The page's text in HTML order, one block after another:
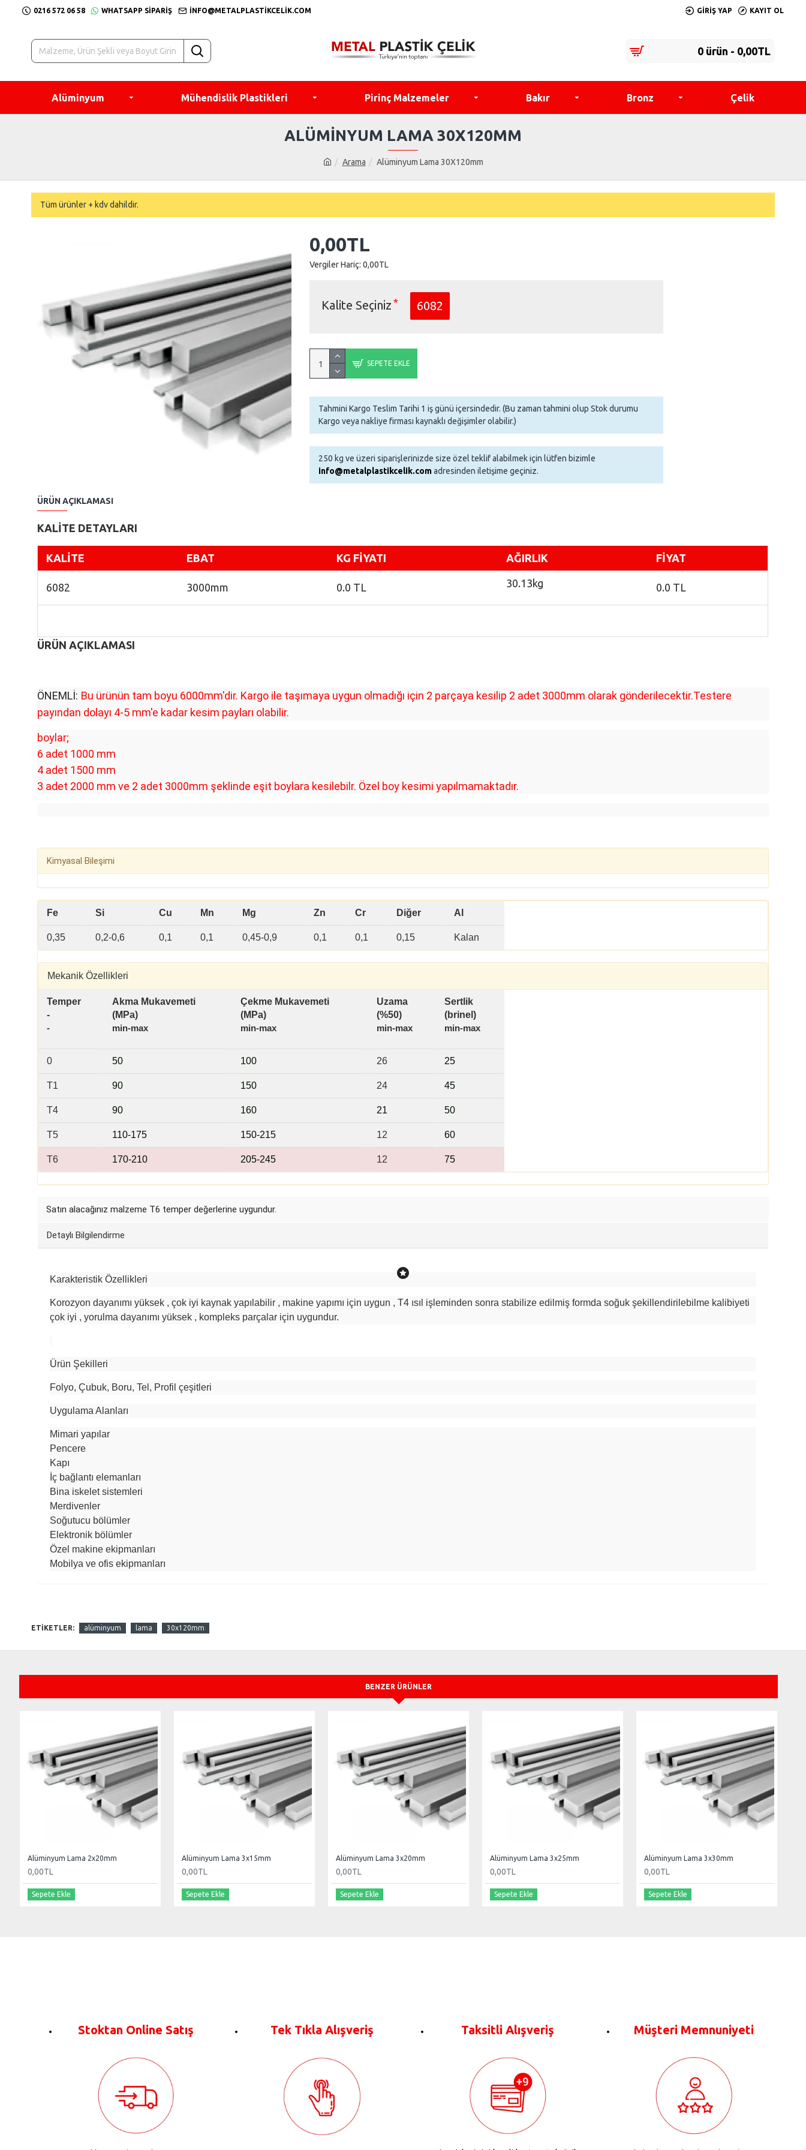
0216 572 06 58 WHATSAPP SIPARIŞ INFO@METALPLASTIKCELIK.COM GIRIŞ YAP KAYIT OL
0 ürün - 0,00TL
Alüminyum Mühendislik Plastikleri Pirinç Malzemeler Bakır Bronz Çelik
Arama Alüminyum Lama 30X120mm
ALÜMINYUM LAMA 30X120MM
Tüm ürünler + kdv dahildir.
0,00TL
Vergiler Hariç: 0,00TL
SEPETE EKLE
Kalite Seçiniz 6082
Tahmini Kargo Teslim Tarihi 1 iş günü içersindedir. (Bu zaman tahmini olup Stok durumu
Kargo veya nakliye firması kaynaklı değişimler olabilir.)
250 kg ve üzeri siparişlerinizde size özel teklif alabilmek için lütfen bizimle
info@metalplastikcelik.comadresinden iletişime geçiniz.
ÜRÜN AÇIKLAMASI
KALİTE DETAYLARI
KALİTE EBAT KG FİYATI AĞIRLIK FİYAT
6082 3000mm 0.0 TL 30.13kg 0.0 TL
ÜRÜN AÇIKLAMASI
ÖNEMLİ: Bu ürünün tam boyu 6000mm'dir. Kargo ile taşımaya uygun olmadığı için 2 parçaya kesilip 2 adet 3000mm olarak gönderilecektir.Testere
payından dolayı 4-5 mm'e kadar kesim payları olabilir.
boylar;
6 adet 1000 mm
4 adet 1500 mm
3 adet 2000 mm ve 2 adet 3000mm şeklinde eşit boylara kesilebilr. Özel boy kesimi yapılmamaktadır.
Kimyasal Bileşimi
Fe Si Cu Mn Mg Zn Cr Diğer Al
0,35 0,2-0,6 0,1 0,1 0,45-0,9 0,1 0,1 0,15 Kalan
Mekanik Özellikleri
Temper
-
-
Akma Mukavemeti
(MPa)
min-max
Çekme Mukavemeti
(MPa)
min-max
Uzama
(%50)
min-max
Sertlik
(brinel)
min-max
0 50 100 26 25
T1 90 150 24 45
T4 90 160 21 50
T5 110-175 150-215 12 60
T6 170-210 205-245 12 75
Satın alacağınız malzeme T6 temper değerlerine uygundur.
Detaylı Bilgilendirme
Karakteristik Özellikleri
Korozyon dayanımı yüksek , çok iyi kaynak yapılabilir , makine yapımı için uygun , T4 ısıl işleminden sonra stabilize edilmiş formda soğuk şekillendirilebilme kalibiyeti
çok iyi , yorulma dayanımı yüksek , kompleks parçalar için uygundur.
Ürün Şekilleri
Folyo, Çubuk, Boru, Tel, Profil çeşitleri
Uygulama Alanları
Mimari yapılar
Pencere
Kapı
İç bağlantı elemanları
Bina iskelet sistemleri
Merdivenler
Soğutucu bölümler
Elektronik bölümler
Özel makine ekipmanları
Mobilya ve ofis ekipmanları
ETIKETLER: alüminyum lama 30x120mm
BENZER ÜRÜNLER
Alüminyum Lama 2x20mm
0,00TL
Sepete Ekle
Alüminyum Lama 3x15mm
0,00TL
Sepete Ekle
Alüminyum Lama 3x20mm
0,00TL
Sepete Ekle
Alüminyum Lama 3x25mm
0,00TL
Sepete Ekle
Alüminyum Lama 3x30mm
0,00TL
Sepete Ekle
Stoktan Online Satış Tek Tıkla Alışveriş Taksitli Alışveriş Müşteri Memnuniyeti